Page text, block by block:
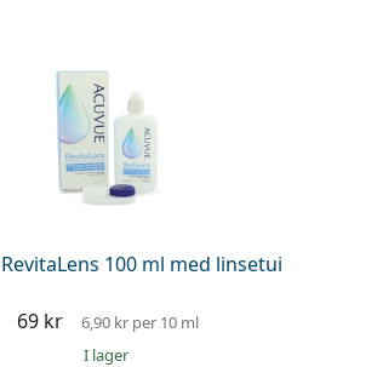
100 ml med linsetui
69 kr 6,90 krper 10 ml
I lager